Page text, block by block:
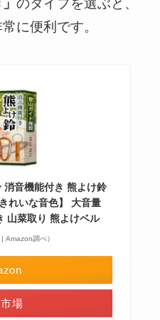
のタイプを選ぶと、
に便利です。
消音機能付き 熊よけ鈴
れいな音色】 大音量
山菜取り 熊よけベル
Amazon調べ）
場